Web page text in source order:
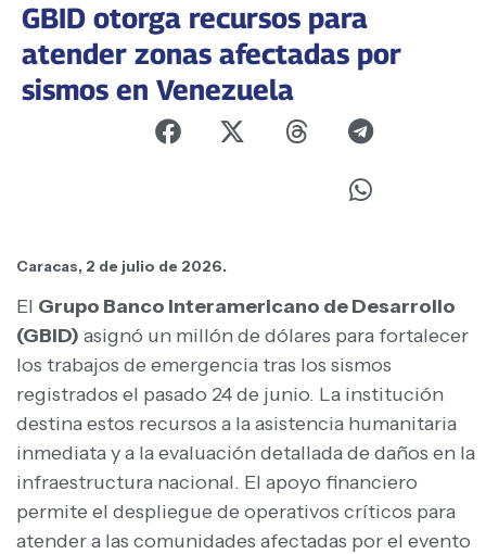
GBID otorga recursos para
atender zonas afectadas por
sismos en Venezuela
Caracas, 2 de julio de 2026.
El Grupo Banco Interamericano de Desarrollo
(GBID) asignó un millón de dólares para fortalecer
los trabajos de emergencia tras los sismos
registrados el pasado 24 de junio. La institución
destina estos recursos a la asistencia humanitaria
inmediata y a la evaluación detallada de daños en la
infraestructura nacional. El apoyo financiero
permite el despliegue de operativos críticos para
atender a las comunidades afectadas por el evento